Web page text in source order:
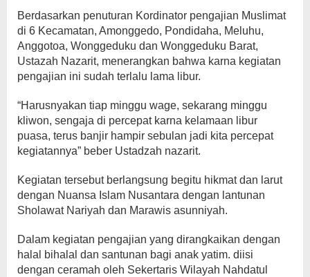
Berdasarkan penuturan Kordinator pengajian Muslimat
di 6 Kecamatan, Amonggedo, Pondidaha, Meluhu,
Anggotoa, Wonggeduku dan Wonggeduku Barat,
Ustazah Nazarit, menerangkan bahwa karna kegiatan
pengajian ini sudah terlalu lama libur.
“Harusnyakan tiap minggu wage, sekarang minggu
kliwon, sengaja di percepat karna kelamaan libur
puasa, terus banjir hampir sebulan jadi kita percepat
kegiatannya” beber Ustadzah nazarit.
Kegiatan tersebut berlangsung begitu hikmat dan larut
dengan Nuansa Islam Nusantara dengan lantunan
Sholawat Nariyah dan Marawis asunniyah.
Dalam kegiatan pengajian yang dirangkaikan dengan
halal bihalal dan santunan bagi anak yatim. diisi
dengan ceramah oleh Sekertaris Wilayah Nahdatul